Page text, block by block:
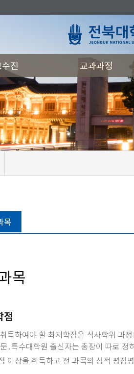
진 교과과정
목
목
점
득하여야 할 최저학점은 석사학위 과
․특수대학원 출신자는 총장이 따로
이상을 취득하고 전 과목의 성적 평점